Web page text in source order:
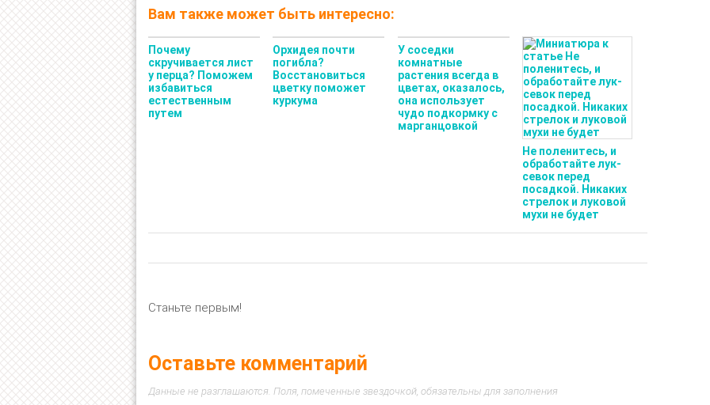
Вам также может быть интересно:
Почему
скручивается лист
у перца? Поможем
избавиться
естественным
путем
Орхидея почти
погибла?
Восстановиться
цветку поможет
куркума
У соседки
комнатные
растения всегда в
цветах, оказалось,
она использует
чудо подкормку с
марганцовкой
Не поленитесь, и
обработайте лук-
севок перед
посадкой. Никаких
стрелок и луковой
мухи не будет
Станьте первым!
Оставьте комментарий
Данные не разглашаются. Поля, помеченные звездочкой, обязательны для заполнения